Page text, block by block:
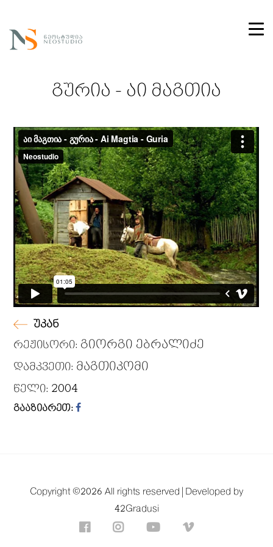
გურია - აი მაგთია
უკან
რეჟისორი: გიორგი ებრალიძე
დამკვეთი: მაგთიკომი
წელი: 2004
გააზიარეთ:
Copyright ©2026 All rights reserved |
Developed by
42Gradusi